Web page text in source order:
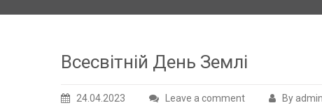
Всесвітній День Землі
24.04.2023 Leave a comment By admin